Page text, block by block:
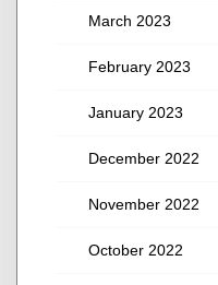
March 2023
February 2023
January 2023
December 2022
November 2022
October 2022